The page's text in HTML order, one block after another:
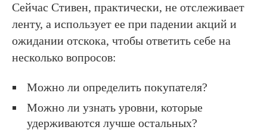
Сейчас Стивен, практически, не отслеживает
ленту, а использует ее при падении акций и
ожидании отскока, чтобы ответить себе на
несколько вопросов:
Можно ли определить покупателя?
Можно ли узнать уровни, которые
удерживаются лучше остальных?